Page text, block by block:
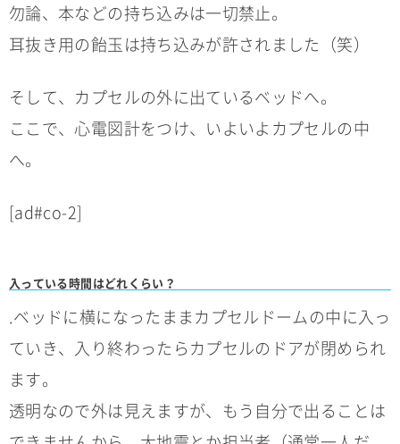
勿論、本などの持ち込みは一切禁止。
耳抜き用の飴玉は持ち込みが許されました（笑）
そして、カプセルの外に出ているベッドへ。
ここで、心電図計をつけ、いよいよカプセルの中
へ。
[ad#co-2]
入っている時間はどれくらい？
.ベッドに横になったままカプセルドームの中に入っ
ていき、入り終わったらカプセルのドアが閉められ
ます。
透明なので外は見えますが、もう自分で出ることは